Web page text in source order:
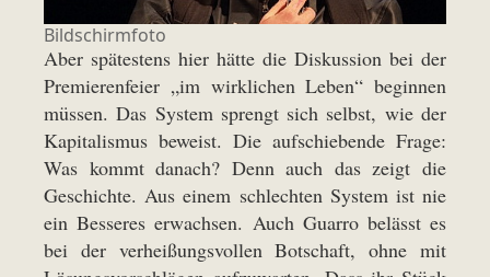
Bildschirmfoto
Aber spätestens hier hätte die Diskussion bei der
Premierenfeier „im wirklichen Leben“ beginnen
müssen. Das System sprengt sich selbst, wie der
Kapitalismus beweist. Die aufschiebende Frage:
Was kommt danach? Denn auch das zeigt die
Geschichte. Aus einem schlechten System ist nie
ein Besseres erwachsen. Auch Guarro belässt es
bei der verheißungsvollen Botschaft, ohne mit